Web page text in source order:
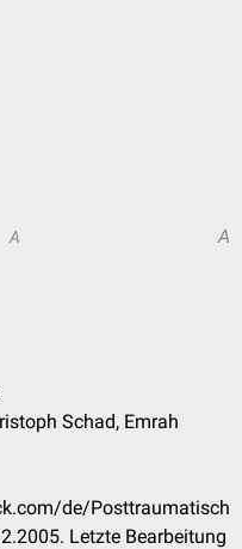
A A
Schad, Emrah
de/Posttraumatisch
Letzte Bearbeitung